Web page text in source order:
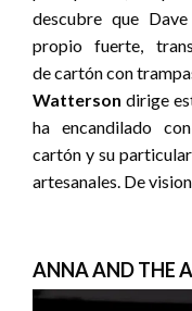
descubre que
propio fuerte,
de cartón con
Watterson dirige
ha encandilado
cartón y su
artesanales. De
ANNA AND THE